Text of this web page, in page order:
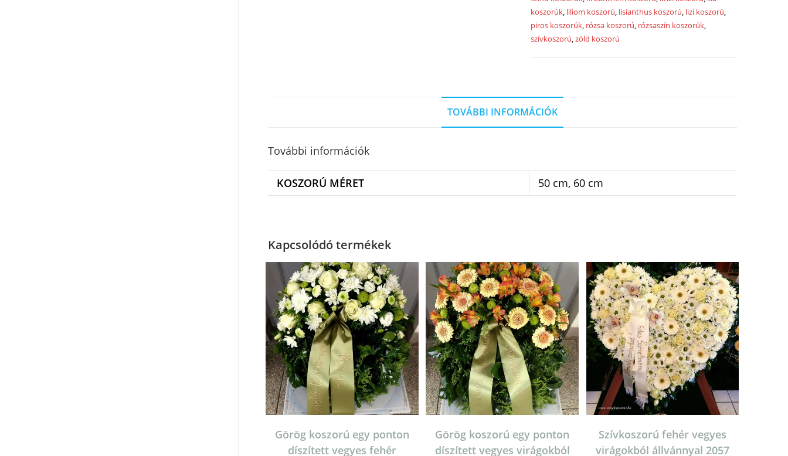
koszorúk, liliom koszorú, lisianthus koszorú, lizi koszorú,
piros koszorúk, rózsa koszorú, rózsaszín koszorúk,
szívkoszorú,zöld koszorú
TOVÁBBI INFORMÁCIÓK
További információk
KOSZORÚ MÉRET 50 cm, 60 cm
Kapcsolódó termékek
Görög koszorú egy ponton
díszített vegyes fehér
Görög koszorú egy ponton
díszített vegyes virágokból
Szívkoszorú fehér vegyes
virágokból állvánnyal 2057